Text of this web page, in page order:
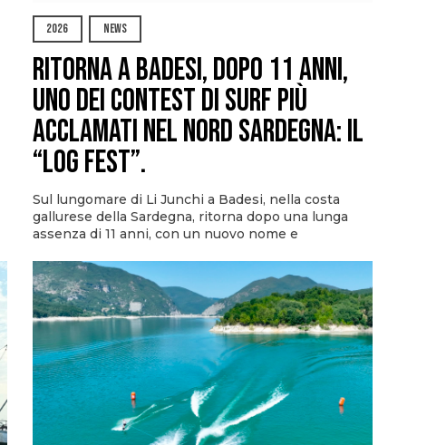
2026 NEWS
Ritorna a Badesi, dopo 11 anni,
uno dei contest di surf più
acclamati nel nord Sardegna: il
“Log Fest”.
Sul lungomare di Li Junchi a Badesi, nella costa
gallurese della Sardegna, ritorna dopo una lunga
assenza di 11 anni, con un nuovo nome e